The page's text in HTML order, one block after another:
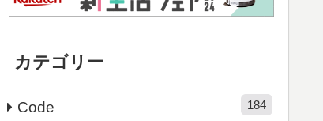
カテゴリー
Code 184